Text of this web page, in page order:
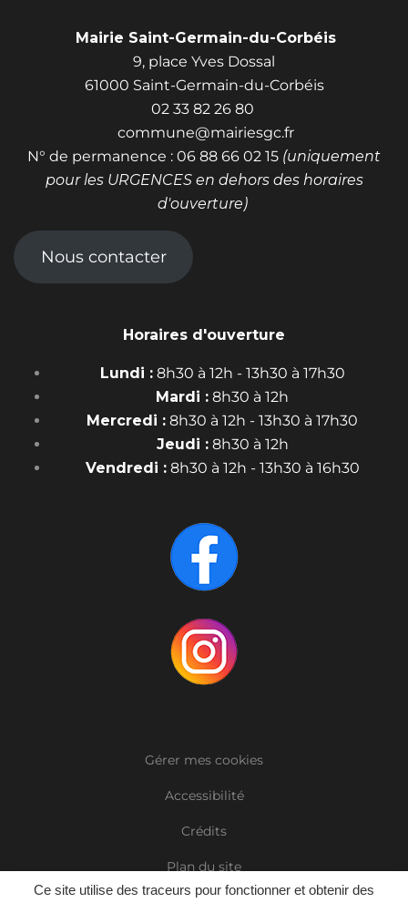
Ce site utilise des traceurs pour fonctionner et obtenir des
Mairie Saint-Germain-du-Corbéis
9, place Yves Dossal
61000 Saint-Germain-du-Corbéis
02 33 82 26 80
commune@mairiesgc.fr
N° de permanence : 06 88 66 02 15 (uniquement
pour les URGENCES en dehors des horaires
d'ouverture)
Nous contacter
Horaires d'ouverture
Lundi :8h30 à 12h - 13h30 à 17h30
Mardi : 8h30 à 12h
Mercredi : 8h30 à 12h - 13h30 à 17h30
Jeudi :8h30 à 12h
Vendredi :8h30 à 12h - 13h30 à 16h30
Gérer mes cookies
Accessibilité
Crédits
Plan du site